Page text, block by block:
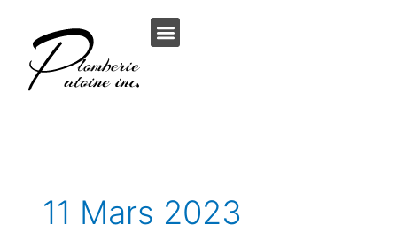
contenu
11 Mars 2023